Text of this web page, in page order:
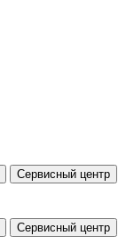
Сервисный центр
Сервисный центр